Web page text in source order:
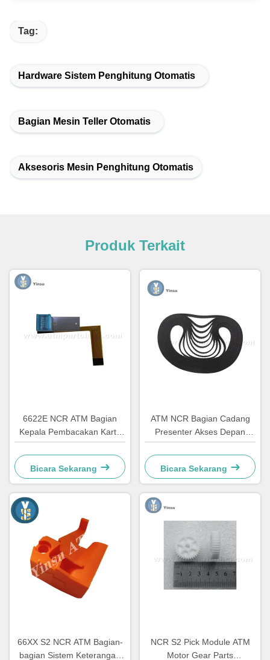
Tag:
Hardware Sistem Penghitung Otomatis
Bagian Mesin Teller Otomatis
Aksesoris Mesin Penghitung Otomatis
Produk Terkait
6622E NCR ATM Bagian
Kepala Pembacakan Kartu
Komponen Perbaikan
Bicara Sekarang
ATM NCR Bagian Cadang
Presenter Akses Depan
LVDT Sabuk 4450544331
Bicara Sekarang
66XX S2 NCR ATM Bagian-
bagian Sistem Keterangan
NCR S2 Pick Module ATM
Motor Gear Parts